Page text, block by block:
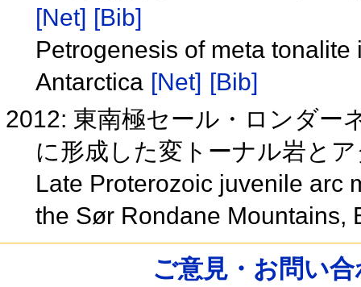
[Net] [Bib]
Petrogenesis of meta
Antarctica [Net] [Bib]
2012: 東南極セール・ロンダー
に形成した変トーナル岩と
Late Proterozoic juvenile arc
the Sør Rondane Mountains,
ご意見・お問い